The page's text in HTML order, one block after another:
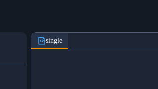
single